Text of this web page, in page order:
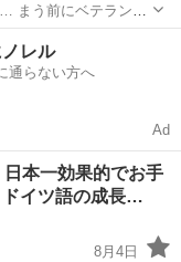
まう前にベテランの
レル
通らない方へ
Ad
本一効果的でお手
ドイツ語の成長…
8月4日